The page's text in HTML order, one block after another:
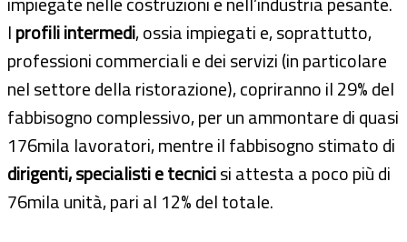
Iprofili intermedi, ossia impiegati e, soprattutto,
professioni commerciali e dei servizi (in particolare
nel settore della ristorazione), copriranno il 29% del
fabbisogno complessivo, per un ammontare di quasi
176mila lavoratori, mentre il fabbisogno stimato di
dirigenti, specialisti e tecnicisi attesta a poco più di
76mila unità, pari al 12% del totale.